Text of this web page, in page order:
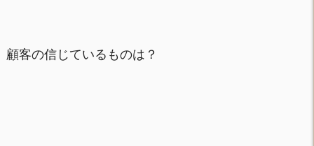
顧客の信じているものは？